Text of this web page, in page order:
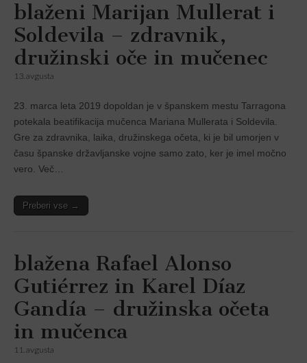
blaženi Marijan Mullerat i
Soldevila – zdravnik,
družinski oče in mučenec
13. avgusta
23. marca leta 2019 dopoldan je v španskem mestu Tarragona
potekala beatifikacija mučenca Mariana Mullerata i Soldevila.
Gre za zdravnika, laika, družinskega očeta, ki je bil umorjen v
času španske državljanske vojne samo zato, ker je imel močno
vero. Več…
Preberi vse →
blažena Rafael Alonso
Gutiérrez in Karel Díaz
Gandía – družinska očeta
in mučenca
11. avgusta